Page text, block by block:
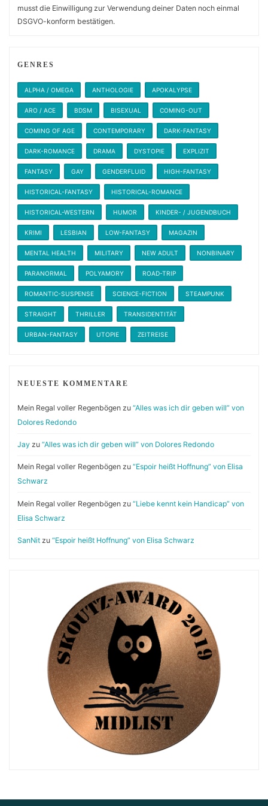
musst die Einwilligung zur Verwendung deiner Daten noch einmal
DSGVO-konform bestätigen.
GENRES
ALPHA / OMEGA ANTHOLOGIE APOKALYPSE
ARO / ACE BDSM BISEXUAL COMING-OUT
COMING OF AGE CONTEMPORARY DARK-FANTASY
DARK-ROMANCE DRAMA DYSTOPIE EXPLIZIT
FANTASY GAY GENDERFLUID HIGH-FANTASY
HISTORICAL-FANTASY HISTORICAL-ROMANCE
HISTORICAL-WESTERN HUMOR KINDER- / JUGENDBUCH
KRIMI LESBIAN LOW-FANTASY MAGAZIN
MENTAL HEALTH MILITARY NEW ADULT NONBINARY
PARANORMAL POLYAMORY ROAD-TRIP
ROMANTIC-SUSPENSE SCIENCE-FICTION STEAMPUNK
STRAIGHT THRILLER TRANSIDENTITÄT
URBAN-FANTASY UTOPIE ZEITREISE
NEUESTE KOMMENTARE
Mein Regal voller Regenbögenzu “Alles was ich dir geben will” von
Dolores Redondo
Jayzu “Alles was ich dir geben will” von Dolores Redondo
Mein Regal voller Regenbögenzu “Espoir heißt Hoffnung” von Elisa
Schwarz
Mein Regal voller Regenbögenzu “Liebe kennt kein Handicap” von
Elisa Schwarz
SanNitzu “Espoir heißt Hoffnung” von Elisa Schwarz